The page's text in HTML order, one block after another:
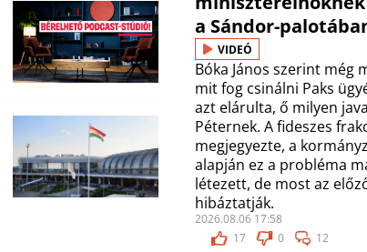
a Sándor-
VIDEÓ
Bóka János szerint még
mit fog csinálni Paks
azt elárulta, ő milyen
Péternek. A fideszes
megjegyezte, a
alapján ez a probléma
létezett, de most az
hibáztatják.
2026.08.06 17:58
17
0 12